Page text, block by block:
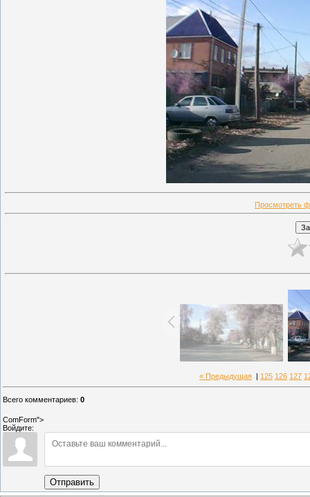
Просмотреть
« Предыдущая 125 126 127
Всего комментариев: 0
ComForm">
Войдите:
Отправить